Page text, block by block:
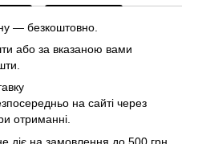
— безкоштовно.
або за вказаною вами
на сайті через
отриманні.